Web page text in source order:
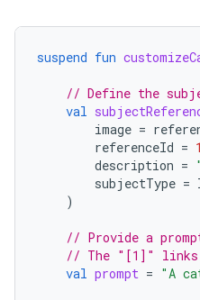
suspend fun
// Define the
val
image =
referenceId = 1
description =
subjectType =
)
// Provide a
// The "[1]" links
val prompt = "A